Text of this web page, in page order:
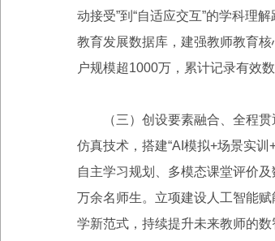
动接受”到“自适应交互”的学科理
教育发展数据库，建强教师教育
户规模超1000万，累计记录有效
（三）创设要素融合、全程贯
仿真技术，搭建“AI模拟+场景实
自主学习规划、多模态课堂评价
万余名师生。立项建设人工智能
学新范式，持续提升未来教师的数